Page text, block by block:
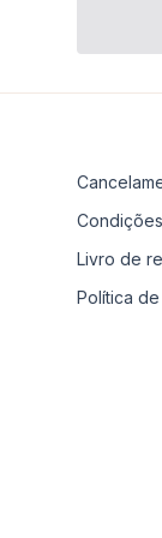
Livro de
Política